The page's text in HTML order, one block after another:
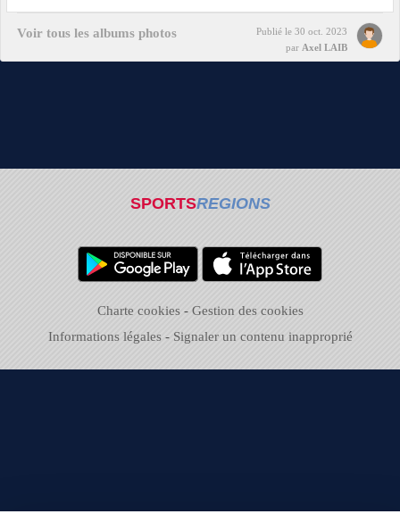
Voir tous les albums photos Publié le 30 oct. 2023
par Axel LAIB
SPORTSREGIONS
Charte cookies
Gestion des cookies
Informations légales
Signaler un contenu inapproprié